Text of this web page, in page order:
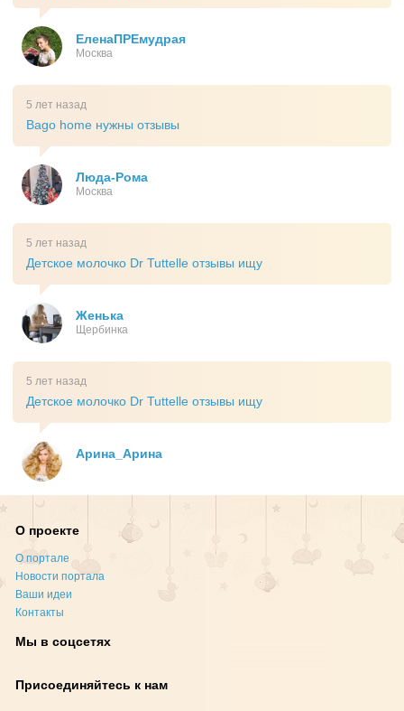
ЕленаПРЕмудрая
Москва
5 лет назад
Bago home нужны отзывы
Люда-Рома
Москва
5 лет назад
Детское молочко Dr Tuttelle отзывы ищу
Женька
Щербинка
5 лет назад
Детское молочко Dr Tuttelle отзывы ищу
Арина_Арина
О проекте
О портале
Новости портала
Ваши идеи
Контакты
Мы в соцсетях
Присоединяйтесь к нам